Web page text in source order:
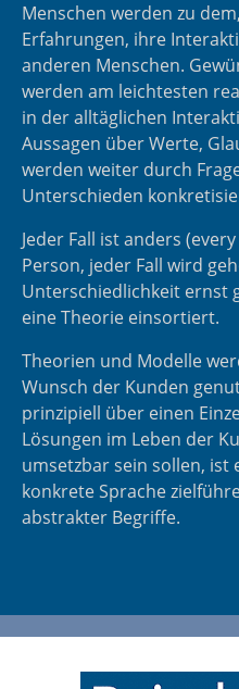
Menschen werden zu
Erfahrungen, ihre
anderen Menschen.
werden am leichtesten
in der alltäglichen
Aussagen über Werte,
werden weiter durch
Unterschieden
Jeder Fall ist anders
Person, jeder Fall wird
Unterschiedlichkeit ernst
eine Theorie einsortiert.
Theorien und Modelle
Wunsch der Kunden
prinzipiell über einen
Lösungen im Leben der
umsetzbar sein sollen, ist
konkrete Sprache
abstrakter Begriffe.